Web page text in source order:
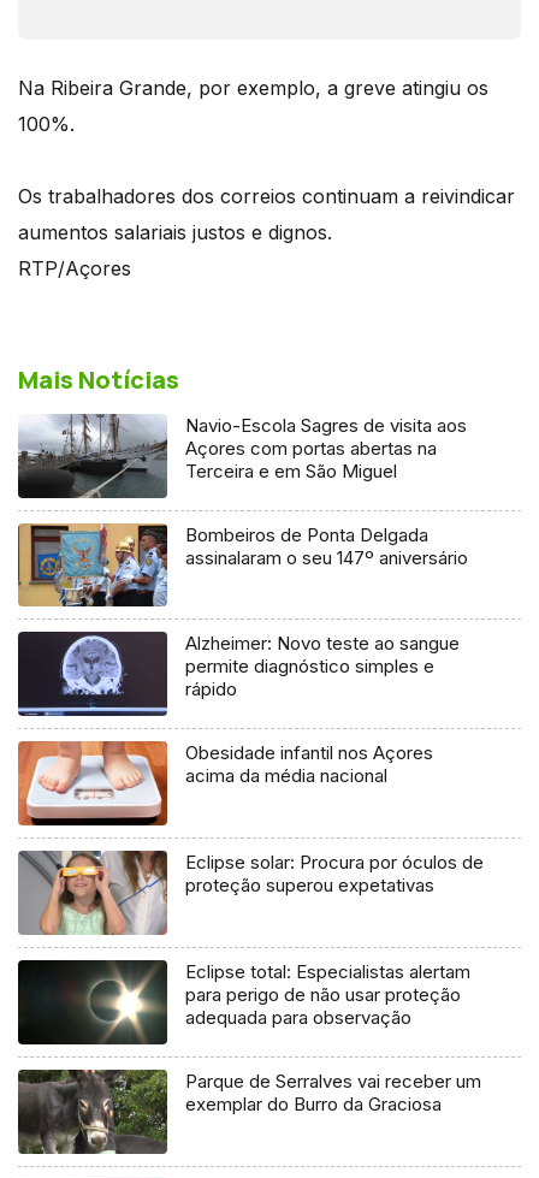
Na Ribeira Grande, por exemplo, a greve atingiu os
100%.
Os trabalhadores dos correios continuam a reivindicar
aumentos salariais justos e dignos.
RTP/Açores
Mais Notícias
Navio-Escola Sagres de visita aos
Açores com portas abertas na
Terceira e em São Miguel
Bombeiros de Ponta Delgada
assinalaram o seu 147º aniversário
Alzheimer: Novo teste ao sangue
permite diagnóstico simples e
rápido
Obesidade infantil nos Açores
acima da média nacional
Eclipse solar: Procura por óculos de
proteção superou expetativas
Eclipse total: Especialistas alertam
para perigo de não usar proteção
adequada para observação
Parque de Serralves vai receber um
exemplar do Burro da Graciosa